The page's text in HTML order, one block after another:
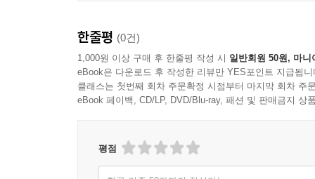
한줄평 (0건)
1,000원 이상 구매 후 한줄평 작성 시 일반회원 50원, 마니
eBook은 다운로드 후 작성한 리뷰만 YES포인트 지급됩니
클래스는 첫번째 회차 주문확정 시점부터 마지막 회차 주
eBook 페이백, CD/LP, DVD/Blu-ray, 패션 및 판매금지 상
평점